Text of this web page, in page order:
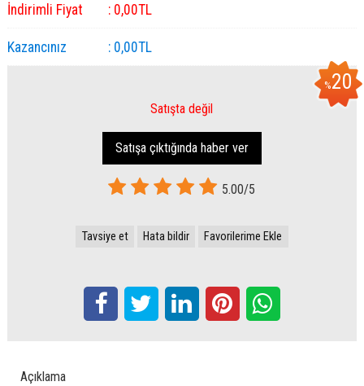
İndirimli Fiyat : 0,00TL
Kazancınız : 0,00TL
%20
Satışta değil
Satışa çıktığında haber ver
5.00/5
Tavsiye et Hata bildir Favorilerime Ekle
Açıklama